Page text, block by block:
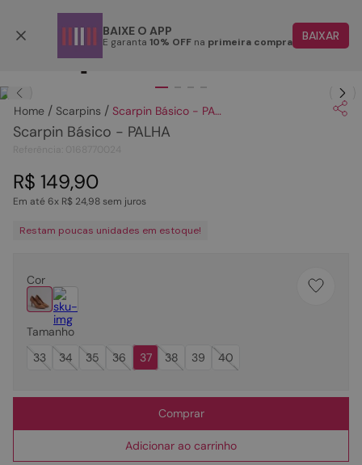
BAIXE O APP
E garanta 10% OFF na primeira compra BAIXAR
Scarpins Scarpin Básico - PALHA
Scarpin Básico - PALHA
R$ 149,90
Em até6x R$ 24,98sem juros
Restam poucas unidades em estoque!
Cor
Tamanho
33
34 35 36 37 38 39 40
Comprar
Adicionar ao carrinho
1
2º
rasteira
4º
bota
5º
sandalia
6º
tamanco
sapatilha
couro
10º scarpin